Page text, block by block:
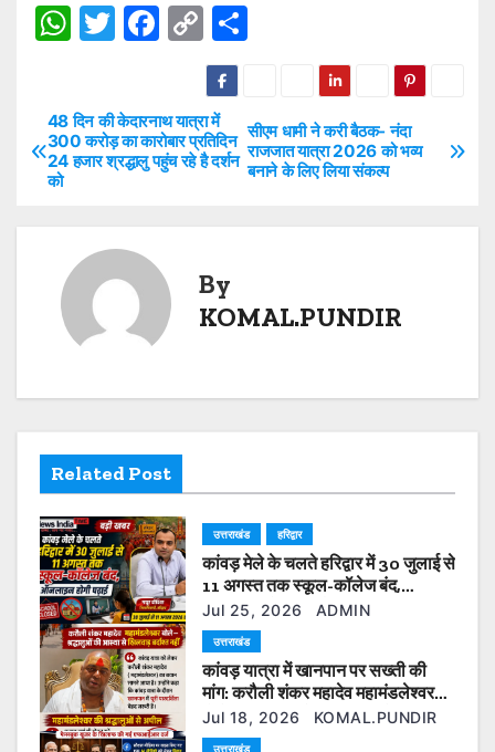
W
s
A
T
er
F
e
b
k
C
o
p
y
Li
S
e
P
o
v
g
a
t
i
o
n
सीएम धामी ने करी बैठक- नंदा
राजजात यात्रा 2026 को भव्य
बनाने के लिए लिया संकल्प
48 दिन की केदारनाथ यात्रा में
300 करोड़ का कारोबार प्रतिदिन
24 हजार श्रद्धालु पहुंच रहे है दर्शन
को
By
KOMAL.PUNDIR
Related Post
उत्तराखंड हरिद्वार
कांवड़ मेले के चलते हरिद्वार में 30 जुलाई से
11 अगस्त तक स्कूल-कॉलेज बंद,
ऑनलाइन होगी पढ़ाई
Jul 25, 2026 ADMIN
उत्तराखंड
कांवड़ यात्रा में खानपान पर सख्ती की
मांग: करौली शंकर महादेव महामंडलेश्वर
बोले— श्रद्धालुओं की आस्था से खिलवाड़
बर्दाश्त नहीं
Jul 18, 2026 KOMAL.PUNDIR
उत्तराखंड